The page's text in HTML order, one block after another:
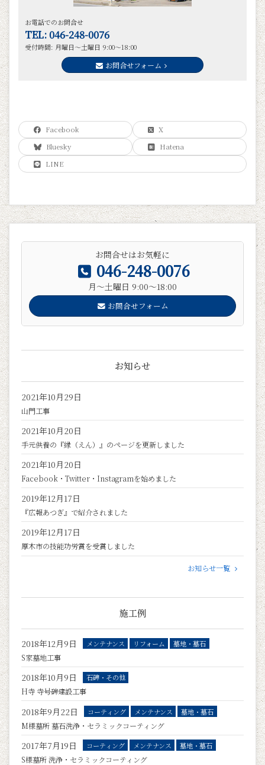
お電話でのお問合せ
TEL: 046-248-0076
受付時間: 月曜日～土曜日 9:00～18:00
お問合せフォーム
Facebook
X
Bluesky
Hatena
LINE
お問合せはお気軽に
046-248-0076
月～土曜日 9:00～18:00
お問合せフォーム
お知らせ
2021年10月29日
山門工事
2021年10月20日
手元供養の『縁（えん）』のページを更新しました
2021年10月20日
Facebook・Twitter・Instagramを始めました
2019年12月17日
『広報あつぎ』で紹介されました
2019年12月17日
厚木市の技能功労賞を受賞しました
お知らせ一覧
施工例
2018年12月9日 メンテナンス リフォーム 墓地・墓石
S家墓地工事
2018年10月9日 石碑・その他
H寺 寺号碑建設工事
2018年9月22日 コーティング メンテナンス 墓地・墓石
M様墓所 墓石洗浄・セラミックコーティング
2017年7月19日 コーティング メンテナンス 墓地・墓石
S様墓所 洗浄・セラミックコーティング